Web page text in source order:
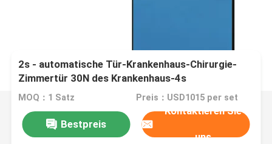
2s - automatische Tür-Krankenhaus-Chirurgie-
Zimmertür 30N des Krankenhaus-4s
MOQ：1 Satz Preis：USD1015 per set
Bestpreis
Kontaktieren Sie
uns